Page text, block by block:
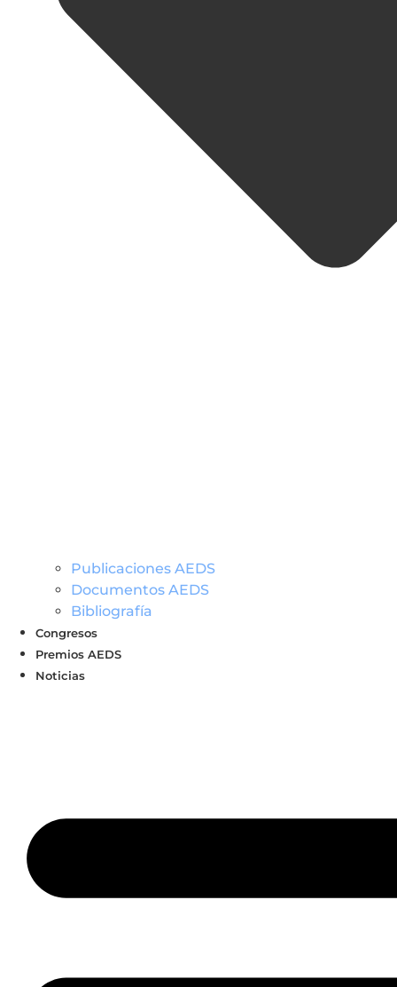
Publicaciones AEDS
Documentos AEDS
Bibliografía
Congresos
Premios AEDS
Noticias